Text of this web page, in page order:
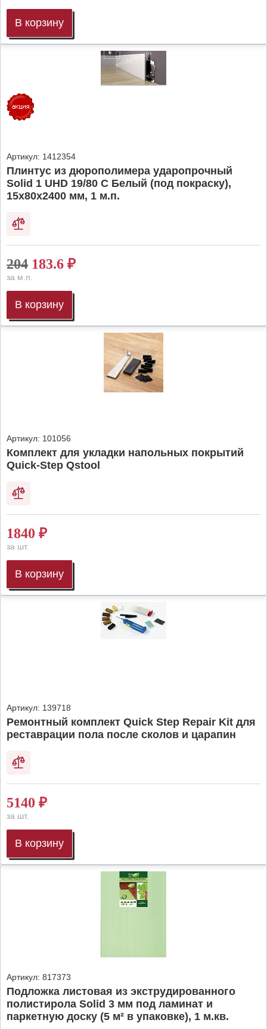
В корзину
Артикул: 1412354
Плинтус из дюрополимера ударопрочный
Solid 1 UHD 19/80 C Белый (под покраску),
15х80х2400 мм, 1 м.п.
204 183.6 ₽
за м.п.
В корзину
Артикул: 101056
Комплект для укладки напольных покрытий
Quick-Step Qstool
1840 ₽
за шт.
В корзину
Артикул: 139718
Ремонтный комплект Quick Step Repair Kit для
реставрации пола после сколов и царапин
5140 ₽
за шт.
В корзину
Артикул: 817373
Подложка листовая из экструдированного
полистирола Solid 3 мм под ламинат и
паркетную доску (5 м² в упаковке), 1 м.кв.